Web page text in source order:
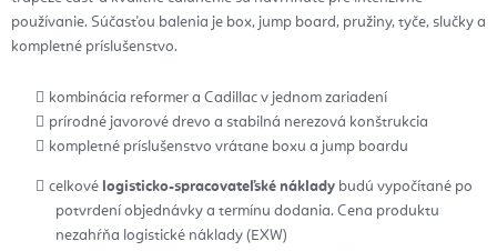
používanie. Súčasťou balenia je box, jump board, pružiny, tyče, slučky a
kompletné príslušenstvo.
kombinácia reformer a Cadillac v jednom zariadení
prírodné javorové drevo a stabilná nerezová konštrukcia
kompletné príslušenstvo vrátane boxu a jump boardu
celkové logisticko-spracovateľské náklady budú vypočítané po
potvrdení objednávky a termínu dodania. Cena produktu
nezahŕňa logistické náklady (EXW)